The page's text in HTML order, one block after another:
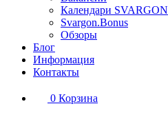
Календари SVARGON
Svargon.Bonus
Обзоры
Блог
Информация
Контакты
0 Корзина